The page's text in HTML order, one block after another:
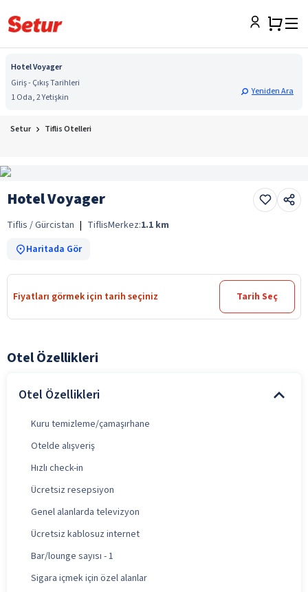
Hotel Voyager
Giriş - Çıkış Tarihleri
1 Oda, 2 Yetişkin
Yeniden Ara
Setur Tiflis Otelleri
Hotel Voyager
Tiflis / Gürcistan | TiflisMerkez:1.1 km
Haritada Gör
Fiyatları görmek için tarih seçiniz Tarih Seç
Otel Özellikleri
Otel Özellikleri
Kuru temizleme/çamaşırhane
Otelde alışveriş
Hızlı check-in
Ücretsiz resepsiyon
Genel alanlarda televizyon
Ücretsiz kablosuz internet
Bar/lounge sayısı - 1
Sigara içmek için özel alanlar